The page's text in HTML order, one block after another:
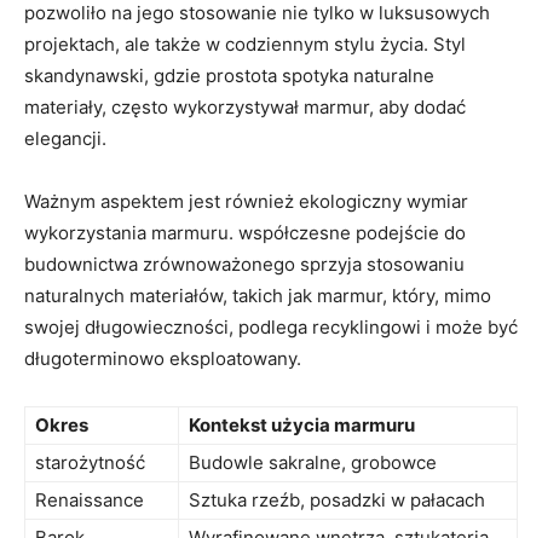
pozwoliło na jego stosowanie nie tylko w luksusowych
projektach, ale także w codziennym stylu życia. Styl
skandynawski, gdzie prostota spotyka naturalne
materiały, często wykorzystywał marmur, aby dodać
elegancji.
Ważnym aspektem jest również ekologiczny wymiar
wykorzystania marmuru. współczesne podejście do
budownictwa zrównoważonego sprzyja stosowaniu
naturalnych materiałów, takich jak marmur, który, mimo
swojej długowieczności, podlega recyklingowi i może być
długoterminowo eksploatowany.
Okres
Kontekst użycia marmuru
starożytność
Budowle sakralne, grobowce
Renaissance
Sztuka rzeźb, posadzki w pałacach